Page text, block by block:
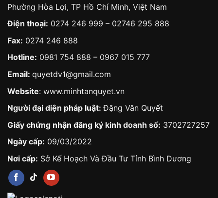
Phường Hòa Lợi, TP Hồ Chí Minh, Việt Nam
Điện thoại: 0274 246 999 – 02746 295 888
Fax: 0274 246 888
Hotline: 0981 754 888 – 0967 015 777
Email: quyetdv1@gmail.com
Website: www.minhtanquyet.vn
Người đại diện pháp luật:Đặng Văn Quyết
Giấy chứng nhận đăng ký kinh doanh số: 3702727257
Ngày cấp: 09/03/2022
Nơi cấp: Sở Kế Hoạch Và Đầu Tư Tỉnh Bình Dương